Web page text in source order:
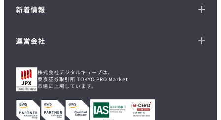
新着情報
運営会社
株式会社デジタルキューブは、
東京証券取引所 TOKYO PRO Market
市場に上場しています。